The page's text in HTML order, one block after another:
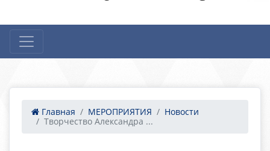
Главная МЕРОПРИЯТИЯ
Новости
Творчество Александра ...